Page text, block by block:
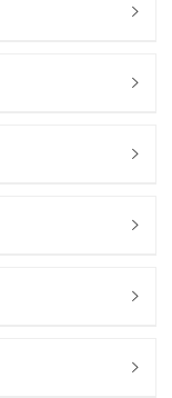





